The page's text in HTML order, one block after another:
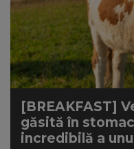
RADIO ACADEMY
NEWS
CONTUL MEU
[BREAKFAST]
găsită în
incredibilă a